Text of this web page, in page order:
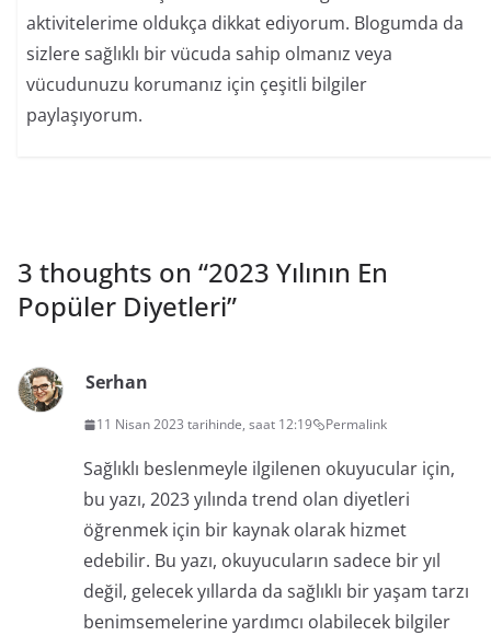
aktivitelerime oldukça dikkat ediyorum. Blogumda da
sizlere sağlıklı bir vücuda sahip olmanız veya
vücudunuzu korumanız için çeşitli bilgiler
paylaşıyorum.
3 thoughts on “2023 Yılının En
Popüler Diyetleri”
Serhan
11 Nisan 2023 tarihinde, saat 12:19 Permalink
Sağlıklı beslenmeyle ilgilenen okuyucular için,
bu yazı, 2023 yılında trend olan diyetleri
öğrenmek için bir kaynak olarak hizmet
edebilir. Bu yazı, okuyucuların sadece bir yıl
değil, gelecek yıllarda da sağlıklı bir yaşam tarzı
benimsemelerine yardımcı olabilecek bilgiler